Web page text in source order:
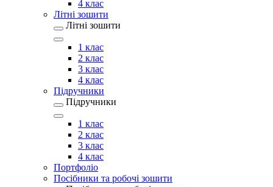
4 клас
Літні зошити
Літні зошити
1 клас
2 клас
3 клас
4 клас
Підручники
Підручники
1 клас
2 клас
3 клас
4 клас
Портфоліо
Посібники та робочі зошити